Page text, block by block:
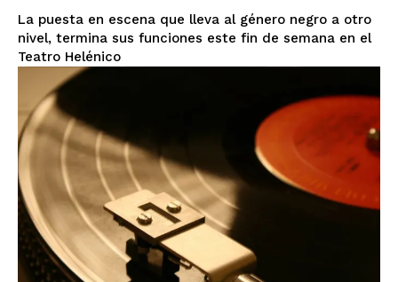
La puesta en escena que lleva al género negro a otro
nivel, termina sus funciones este fin de semana en el
Teatro Helénico